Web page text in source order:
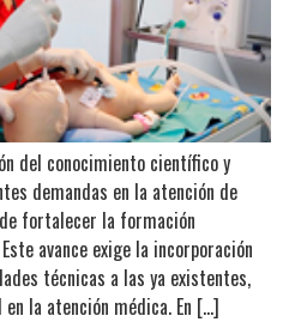
del conocimiento científico y
demandas en la atención de
fortalecer la formación
avance exige la incorporación
técnicas a las ya existentes,
la atención médica. En […]